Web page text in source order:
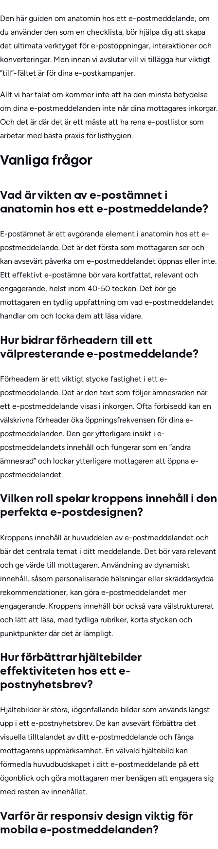
Den här guiden om anatomin hos ett e-postmeddelande, om
du använder den som en checklista, bör hjälpa dig att skapa
det ultimata verktyget för e-postöppningar, interaktioner och
konverteringar. Men innan vi avslutar vill vi tillägga hur viktigt
”till”-fältet är för dina e-postkampanjer.
Allt vi har talat om kommer inte att ha den minsta betydelse
om dina e-postmeddelanden inte når dina mottagares inkorgar.
Och det är där det är ett måste att ha rena e-postlistor som
arbetar med bästa praxis för listhygien.
Vanliga frågor
Vad är vikten av e-postämnet i
anatomin hos ett e-postmeddelande?
E-postämnet är ett avgörande element i anatomin hos ett e-
postmeddelande. Det är det första som mottagaren ser och
kan avsevärt påverka om e-postmeddelandet öppnas eller inte.
Ett effektivt e-postämne bör vara kortfattat, relevant och
engagerande, helst inom 40-50 tecken. Det bör ge
mottagaren en tydlig uppfattning om vad e-postmeddelandet
handlar om och locka dem att läsa vidare.
Hur bidrar förheadern till ett
välpresterande e-postmeddelande?
Förheadern är ett viktigt stycke fastighet i ett e-
postmeddelande. Det är den text som följer ämnesraden när
ett e-postmeddelande visas i inkorgen. Ofta förbisedd kan en
välskrivna förheader öka öppningsfrekvensen för dina e-
postmeddelanden. Den ger ytterligare insikt i e-
postmeddelandets innehåll och fungerar som en ”andra
ämnesrad” och lockar ytterligare mottagaren att öppna e-
postmeddelandet.
Vilken roll spelar kroppens innehåll i den
perfekta e-postdesignen?
Kroppens innehåll är huvuddelen av e-postmeddelandet och
bär det centrala temat i ditt meddelande. Det bör vara relevant
och ge värde till mottagaren. Användning av dynamiskt
innehåll, såsom personaliserade hälsningar eller skräddarsydda
rekommendationer, kan göra e-postmeddelandet mer
engagerande. Kroppens innehåll bör också vara välstrukturerat
och lätt att läsa, med tydliga rubriker, korta stycken och
punktpunkter där det är lämpligt.
Hur förbättrar hjältebilder
effektiviteten hos ett e-
postnyhetsbrev?
Hjältebilder är stora, iögonfallande bilder som används längst
upp i ett e-postnyhetsbrev. De kan avsevärt förbättra det
visuella tilltalandet av ditt e-postmeddelande och fånga
mottagarens uppmärksamhet. En välvald hjältebild kan
förmedla huvudbudskapet i ditt e-postmeddelande på ett
ögonblick och göra mottagaren mer benägen att engagera sig
med resten av innehållet.
Varför är responsiv design viktig för
mobila e-postmeddelanden?